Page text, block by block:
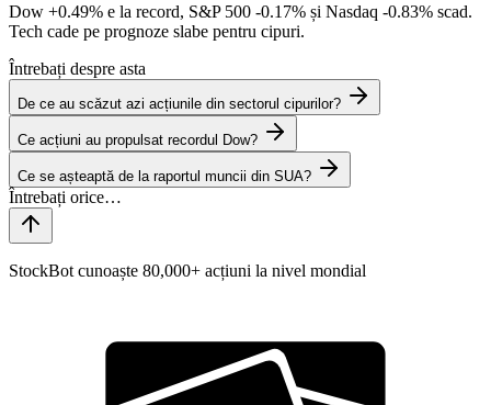
Dow +0.49% e la record, S&P 500 -0.17% și Nasdaq -0.83% scad.
Tech cade pe prognoze slabe pentru cipuri.
Întrebați despre asta
De ce au scăzut azi acțiunile din sectorul cipurilor?
Ce acțiuni au propulsat recordul Dow?
Ce se așteaptă de la raportul muncii din SUA?
StockBot cunoaște 80,000+ acțiuni la nivel mondial